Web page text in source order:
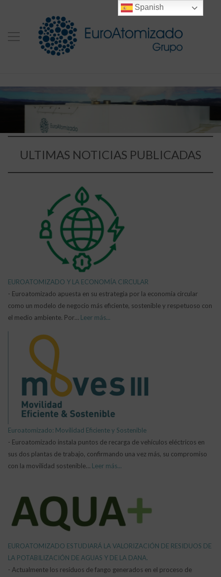
ULTIMAS NOTICIAS PUBLICADAS
EUROATOMIZADO Y LA ECONOMÍA CIRCULAR
- Euroatomizado apuesta en su estrategia por la economía circular
como un modelo de negocio más eficiente, sostenible y respetuoso con
el medio ambiente. Por… Leer más...
Euroatomizado: Movilidad Eficiente y Sostenible
- Euroatomizado instala puntos de recarga de vehículos eléctricos en
sus dos plantas de trabajo, confirmando una vez más, su compromiso
con la movilidad sostenible… Leer más...
EUROATOMIZADO ESTUDIARÁ LA VALORIZACIÓN DE RESIDUOS DE
LA POTABILIZACIÓN DE AGUAS Y DE LA DANA.
- Actualmente los residuos de fango generados en el proceso de
Spanish